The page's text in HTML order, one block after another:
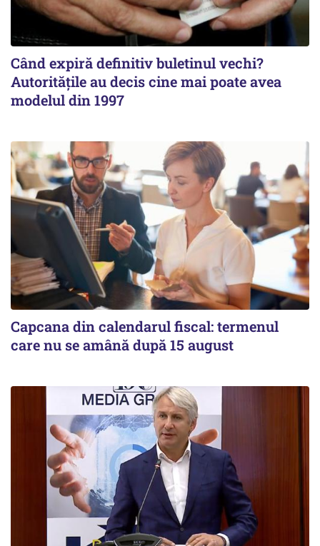
Când expiră definitiv buletinul vechi?
Autoritățile au decis cine mai poate avea
modelul din 1997
Capcana din calendarul fiscal: termenul
care nu se amână după 15 august